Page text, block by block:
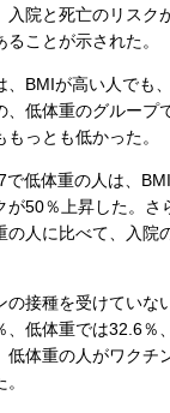
入院と死亡のリスク
ことが示された。
BMIが高い人でも
、低体重のグループ
っとも低かった。
低体重の人は、
が50％上昇した。さ
の人に比べて、入院
接種を受けていな
、低体重では32.6％
体重の人がワクチ